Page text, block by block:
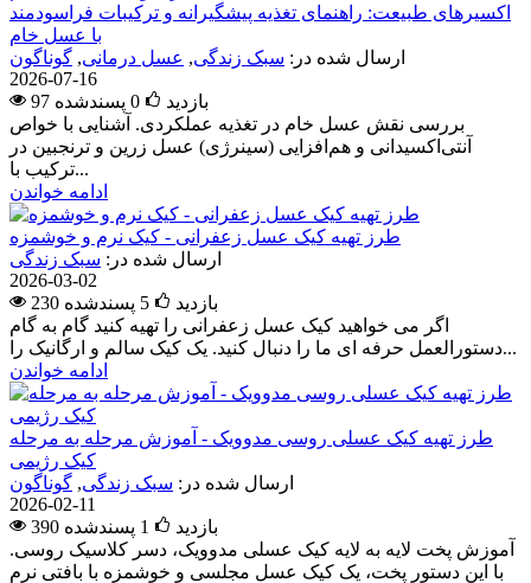
اکسیرهای طبیعت: راهنمای تغذیه پیشگیرانه و ترکیبات فراسودمند
با عسل خام
ارسال شده در: سبک زندگی, عسل درمانی, گوناگون
2026-07-16
97 بازدید
0 پسندشده
بررسی نقش عسل خام در تغذیه عملکردی. آشنایی با خواص
آنتی‌اکسیدانی و هم‌افزایی (سینرژی) عسل زرین و ترنجبین در
ترکیب با...
ادامه خواندن
طرز تهیه کیک عسل زعفرانی - کیک نرم و خوشمزه
ارسال شده در: سبک زندگی
2026-03-02
230 بازدید
5 پسندشده
اگر می خواهید کیک عسل زعفرانی را تهیه کنید گام به گام
دستورالعمل حرفه ای ما را دنبال کنید. یک کیک سالم و ارگانیک را...
ادامه خواندن
طرز تهیه کیک عسلی روسی مدوویک - آموزش مرحله به مرحله
کیک رژیمی
ارسال شده در: سبک زندگی, گوناگون
2026-02-11
390 بازدید
1 پسندشده
آموزش پخت لایه به لایه کیک عسلی مدوویک، دسر کلاسیک روسی.
با این دستور پخت، یک کیک عسل مجلسی و خوشمزه با بافتی نرم